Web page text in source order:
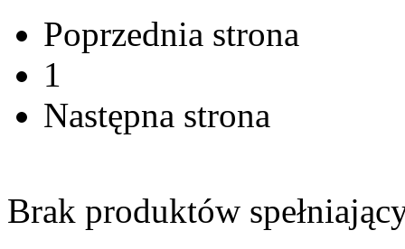
Poprzednia strona
1
Następna strona
Brak produktów